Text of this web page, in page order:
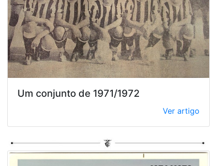
Um conjunto de 1971/1972
Ver artigo